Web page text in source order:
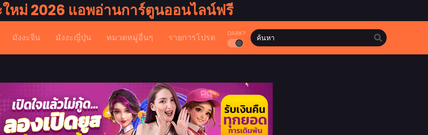
ใหม่ 2026 แอพอ่านการ์ตูนออนไลน์ฟรี
มังงะจีน มังงะญี่ปุ่น หมวดหมู่อื่นๆ รายการโปรด DARK?